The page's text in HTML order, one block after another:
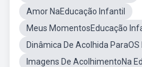
Amor NaEducação Infantil
Meus MomentosEducação
Dinâmica De Acolhida
Imagens De AcolhimentoNa